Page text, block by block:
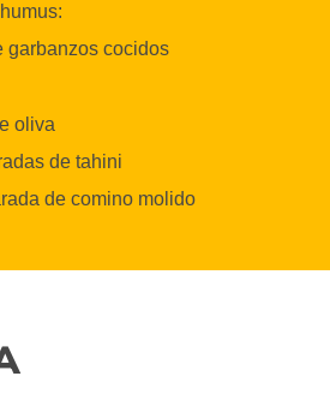
garbanzos cocidos
oliva
de tahini
de comino molido